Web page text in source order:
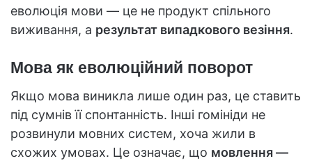
еволюція мови — це не продукт спільного
виживання, а результат випадкового везіння.
Мова як еволюційний поворот
Якщо мова виникла лише один раз, це ставить
під сумнів її спонтанність. Інші гомініди не
розвинули мовних систем, хоча жили в
схожих умовах. Це означає, що мовлення —